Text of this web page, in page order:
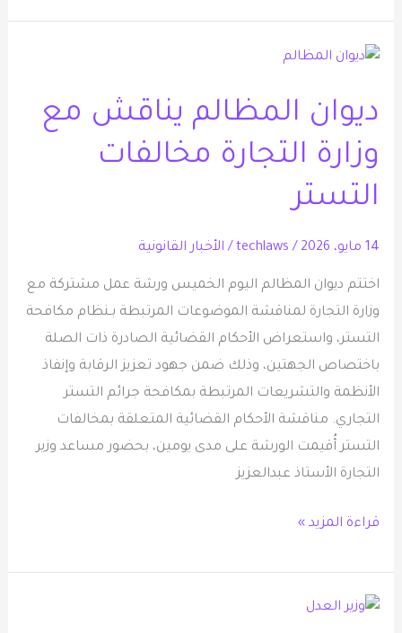
ديوان المظالم يناقش مع
وزارة التجارة مخالفات
التستر
14 مايو، 2026 /
techlaws
/ الأخبار القانونية
اختتم ديوان المظالم اليوم الخميس ورشة عمل مشتركة مع
وزارة التجارة لمناقشة الموضوعات المرتبطة بـنظام مكافحة
التستر، واستعراض الأحكام القضائية الصادرة ذات الصلة
باختصاص الجهتين، وذلك ضمن جهود تعزيز الرقابة وإنفاذ
الأنظمة والتشريعات المرتبطة بمكافحة جرائم التستر
التجاري. مناقشة الأحكام القضائية المتعلقة بمخالفات
التستر أُقيمت الورشة على مدى يومين، بحضور مساعد وزير
التجارة الأستاذ عبدالعزيز
ديوان
يناقش
وزارة
التجارة
التستر
قراءة المزيد »
وزير